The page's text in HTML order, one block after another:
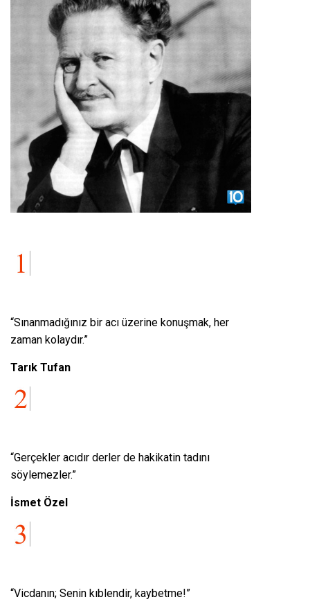
“Sınanmadığınız bir acı üzerine konuşmak, her
zaman kolaydır.”
Tarık Tufan
“Gerçekler acıdır derler de hakikatin tadını
söylemezler.”
İsmet Özel
“Vicdanın; Senin kıblendir, kaybetme!”